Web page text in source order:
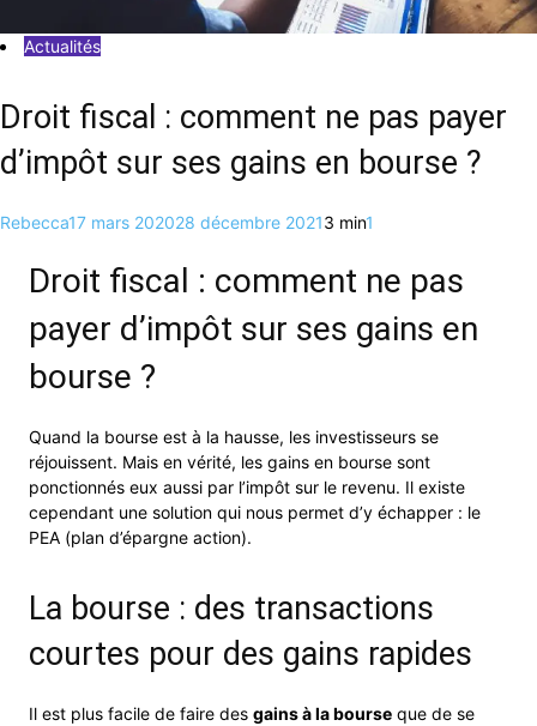
Actualités
Droit fiscal : comment ne pas payer
d’impôt sur ses gains en bourse ?
Rebecca17 mars 202028 décembre 20213 min1
Droit fiscal : comment ne pas
payer d’impôt sur ses gains en
bourse ?
Quand la bourse est à la hausse, les investisseurs se
réjouissent. Mais en vérité, les gains en bourse sont
ponctionnés eux aussi par l’impôt sur le revenu. Il existe
cependant une solution qui nous permet d’y échapper : le
PEA (plan d’épargne action).
La bourse : des transactions
courtes pour des gains rapides
Il est plus facile de faire des gains à la bourse que de se